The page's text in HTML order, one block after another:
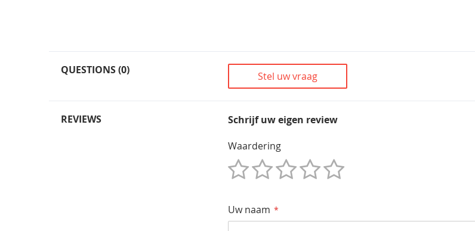
QUESTIONS (0) Stel uw vraag
REVIEWS
Schrijf uw eigen review
Waardering
Uw naam